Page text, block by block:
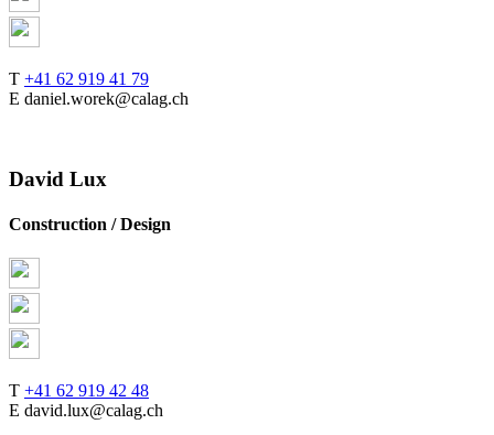
T +41 62 919 41 79
E daniel.worek@calag.ch
David Lux
Construction / Design
T +41 62 919 42 48
E david.lux@calag.ch